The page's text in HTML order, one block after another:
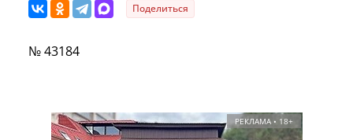
Поделиться
№ 43184
РЕКЛАМА • 18+